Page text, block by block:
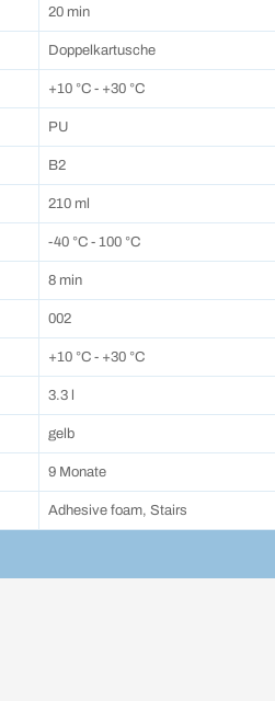
20 min
Doppelkartusche
+10 °C - +30 °C
PU
B2
210 ml
-40 °C - 100 °C
8 min
002
+10 °C - +30 °C
3.3 l
gelb
9 Monate
Adhesive foam, Stairs